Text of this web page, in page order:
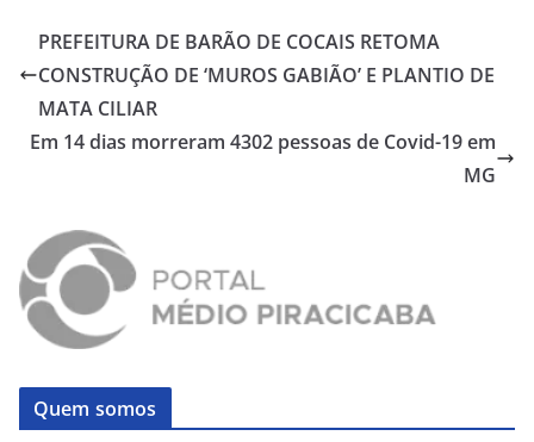
PREFEITURA DE BARÃO DE COCAIS RETOMA
CONSTRUÇÃO DE ‘MUROS GABIÃO’ E PLANTIO DE
MATA CILIAR
Em 14 dias morreram 4302 pessoas de Covid-19 em
MG
Quem somos